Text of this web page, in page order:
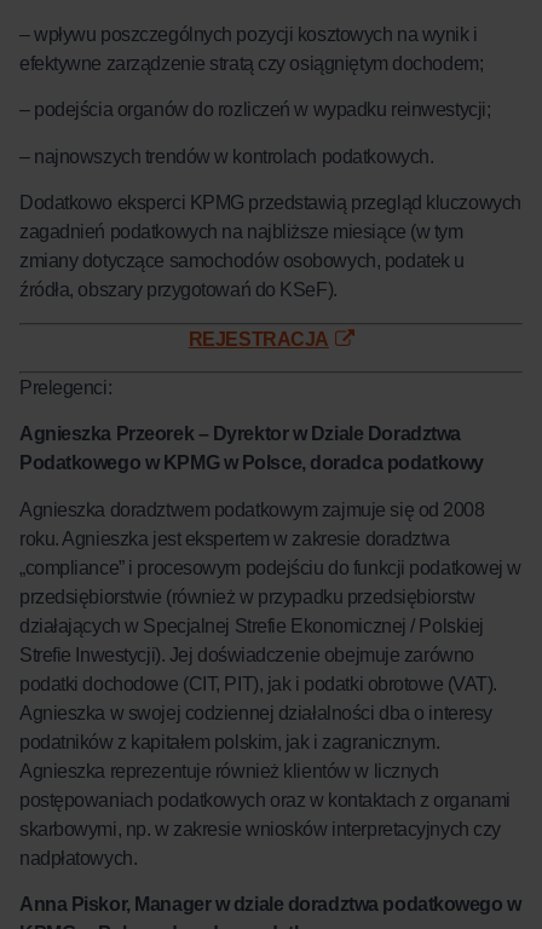
– wpływu poszczególnych pozycji kosztowych na wynik i
efektywne zarządzenie stratą czy osiągniętym dochodem;
– podejścia organów do rozliczeń w wypadku reinwestycji;
– najnowszych trendów w kontrolach podatkowych.
Dodatkowo eksperci KPMG przedstawią przegląd kluczowych
zagadnień podatkowych na najbliższe miesiące (w tym
zmiany dotyczące samochodów osobowych, podatek u
źródła, obszary przygotowań do KSeF).
REJESTRACJA
Prelegenci:
Agnieszka Przeorek – Dyrektor w Dziale Doradztwa
Podatkowego w KPMG w Polsce, doradca podatkowy
Agnieszka doradztwem podatkowym zajmuje się od 2008
roku. Agnieszka jest ekspertem w zakresie doradztwa
„compliance” i procesowym podejściu do funkcji podatkowej w
przedsiębiorstwie (również w przypadku przedsiębiorstw
działających w Specjalnej Strefie Ekonomicznej / Polskiej
Strefie Inwestycji). Jej doświadczenie obejmuje zarówno
podatki dochodowe (CIT, PIT), jak i podatki obrotowe (VAT).
Agnieszka w swojej codziennej działalności dba o interesy
podatników z kapitałem polskim, jak i zagranicznym.
Agnieszka reprezentuje również klientów w licznych
postępowaniach podatkowych oraz w kontaktach z organami
skarbowymi, np. w zakresie wniosków interpretacyjnych czy
nadpłatowych.
Anna Piskor, Manager w dziale doradztwa podatkowego w